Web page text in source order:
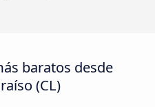
baratos desde
(CL)